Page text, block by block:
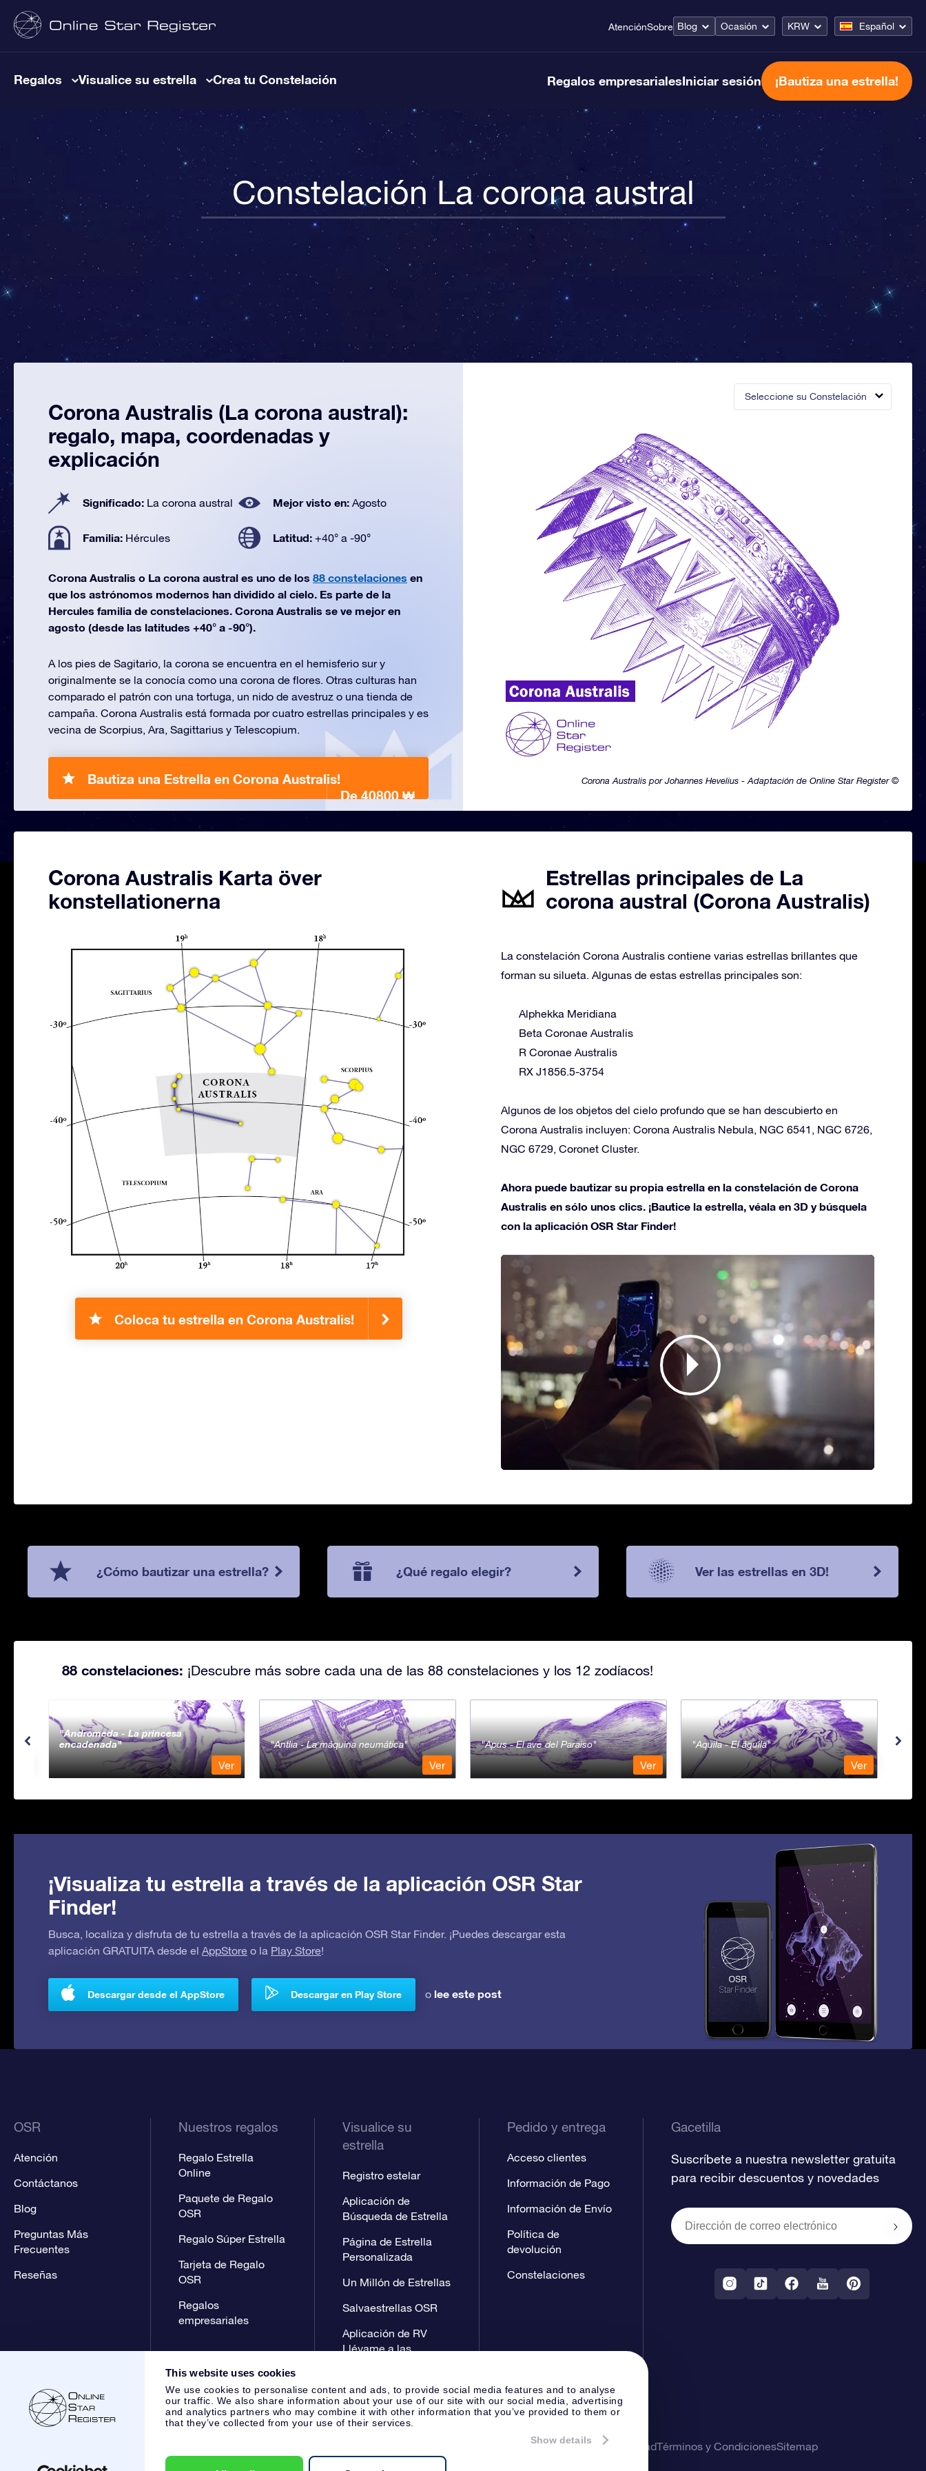
This website uses cookies
We use cookies to personalise content and ads, to provide social media features and to analyse
our traffic. We also share information about your use of our site with our social media, advertising
and analytics partners who may combine it with other information that you’ve provided to them or
that they’ve collected from your use of their services.
Show details
AtenciónSobre Blog Ocasión KRW Español
Regalos Visualice su estrella Crea tu Constelación Regalos empresarialesIniciar sesión ¡Bautiza una estrella!
Constelación La corona austral
Seleccione su Constelación
Corona Australis por Johannes Hevelius - Adaptación de Online Star Register ©
Corona Australis (La corona austral):
regalo, mapa, coordenadas y
explicación
Significado: La corona austral Mejor visto en: Agosto
Familia: Hércules Latitud: +40° a -90°
Corona Australis o La corona austral es uno de los 88 constelaciones en
que los astrónomos modernos han dividido al cielo. Es parte de la
Hercules familia de constelaciones. Corona Australis se ve mejor en
agosto (desde las latitudes +40° a -90°).
A los pies de Sagitario, la corona se encuentra en el hemisferio sur y
originalmente se la conocía como una corona de flores. Otras culturas han
comparado el patrón con una tortuga, un nido de avestruz o una tienda de
campaña. Corona Australis está formada por cuatro estrellas principales y es
vecina de Scorpius, Ara, Sagittarius y Telescopium.
Bautiza una Estrella en Corona Australis!
De 40800 ₩
Corona Australis Karta över
konstellationerna
Coloca tu estrella en Corona Australis!
Estrellas principales de La
corona austral (Corona Australis)
La constelación Corona Australis contiene varias estrellas brillantes que
forman su silueta. Algunas de estas estrellas principales son:
Alphekka Meridiana
Beta Coronae Australis
R Coronae Australis
RX J1856.5-3754
Algunos de los objetos del cielo profundo que se han descubierto en
Corona Australis incluyen: Corona Australis Nebula, NGC 6541, NGC 6726,
NGC 6729, Coronet Cluster.
Ahora puede bautizar su propia estrella en la constelación de Corona
Australis en sólo unos clics. ¡Bautice la estrella, véala en 3D y búsquela
con la aplicación OSR Star Finder!
¿Cómo bautizar una estrella? ¿Qué regalo elegir? Ver las estrellas en 3D!
88 constelaciones: ¡Descubre más sobre cada una de las 88 constelaciones y los 12 zodíacos!
Andromeda - La princesa
encadenada
Ver
Antlia - La máquina neumática
Ver
Apus - El ave del Paraiso
Ver
Aquila - El águila
Ver
¡Visualiza tu estrella a través de la aplicación OSR Star
Finder!
Busca, localiza y disfruta de tu estrella a través de la aplicación OSR Star Finder. ¡Puedes descargar esta
aplicación GRATUITA desde el AppStore o la Play Store!
Descargar desde el AppStore Descargar en Play Store o lee este post
OSR
Atención
Contáctanos
Blog
Preguntas Más
Frecuentes
Reseñas
Nuestros regalos
Regalo Estrella
Online
Paquete de Regalo
OSR
Regalo Súper Estrella
Tarjeta de Regalo
OSR
Regalos
empresariales
Visualice su
estrella
Registro estelar
Aplicación de
Búsqueda de Estrella
Página de Estrella
Personalizada
Un Millón de Estrellas
Salvaestrellas OSR
Aplicación de RV
Llévame a las
Pedido y entrega
Acceso clientes
Información de Pago
Información de Envío
Política de
devolución
Constelaciones
Gacetilla
Suscríbete a nuestra newsletter gratuita
para recibir descuentos y novedades
Página de prensaPolítica de PrivacidadTérminos y CondicionesSitemap